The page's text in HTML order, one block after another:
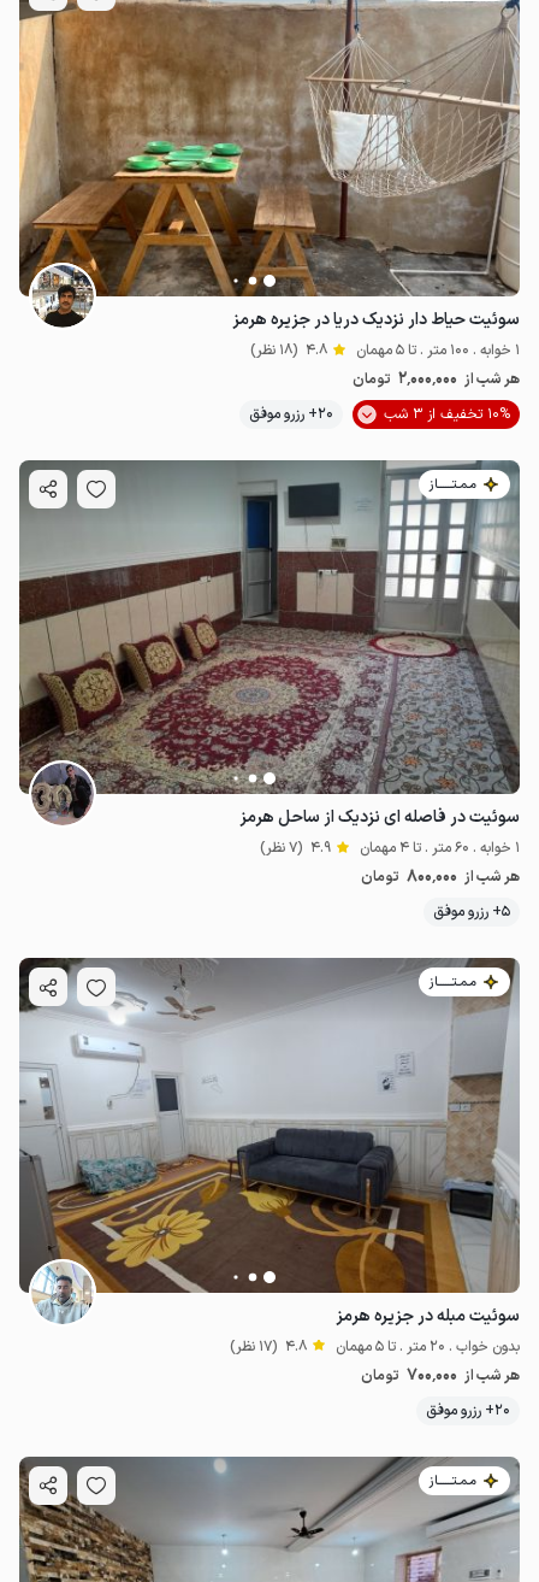
سوئیت حیاط دار نزدیک دریا در جزیره هرمز
1 خوابه . 100 متر . تا 5 مهمان 4.8 (18 نظر)
هر شب از 2٬000٬000 تومان
10% تخفیف از 3 شب
20+ رزرو موفق
مـمـتــــــاز
سوئیت در فاصله ای نزدیک از ساحل هرمز
1 خوابه . 60 متر . تا 4 مهمان 4.9 (7 نظر)
هر شب از 800٬000 تومان
5+ رزرو موفق
مـمـتــــــاز
سوئیت مبله در جزیره هرمز
بدون خواب . 20 متر . تا 5 مهمان 4.8 (17 نظر)
هر شب از 700٬000 تومان
20+ رزرو موفق
مـمـتــــــاز